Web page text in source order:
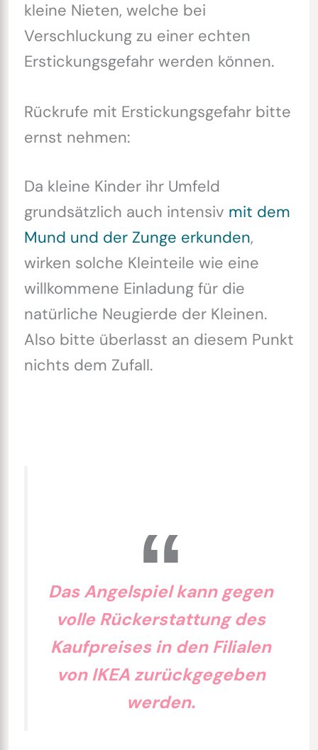
kleine Nieten, welche bei
Verschluckung zu einer echten
Erstickungsgefahr werden können.
Rückrufe mit Erstickungsgefahr bitte
ernst nehmen:
Da kleine Kinder ihr Umfeld
grundsätzlich auch intensiv mit dem
Mund und der Zunge erkunden,
wirken solche Kleinteile wie eine
willkommene Einladung für die
natürliche Neugierde der Kleinen.
Also bitte überlasst an diesem Punkt
nichts dem Zufall.
Das Angelspiel kann gegen
volle Rückerstattung des
Kaufpreises in den Filialen
von IKEA zurückgegeben
werden.